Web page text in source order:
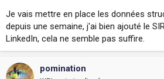
Je vais mettre en place les données
depuis une semaine, j'ai bien ajouté le
LinkedIn, cela ne semble pas suffire.
pomination